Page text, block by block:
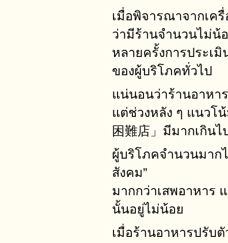
เมื่อพิจารณาจากเค
ว่ามีร้านจำนวนไม่น้
หลายครั้งการประเ
ของผู้บริโภคทั่วไป
แน่นอนว่าร้านอาหา
แต่ช่วงหลัง ๆ แนวโ
困難店」มีมากเกินไ
ผู้บริโภคจำนวนมาก
สังคม”
มากกว่าเสพอาหาร
นั้นอยู่ไม่น้อย
เมื่อร้านอาหารปรับ